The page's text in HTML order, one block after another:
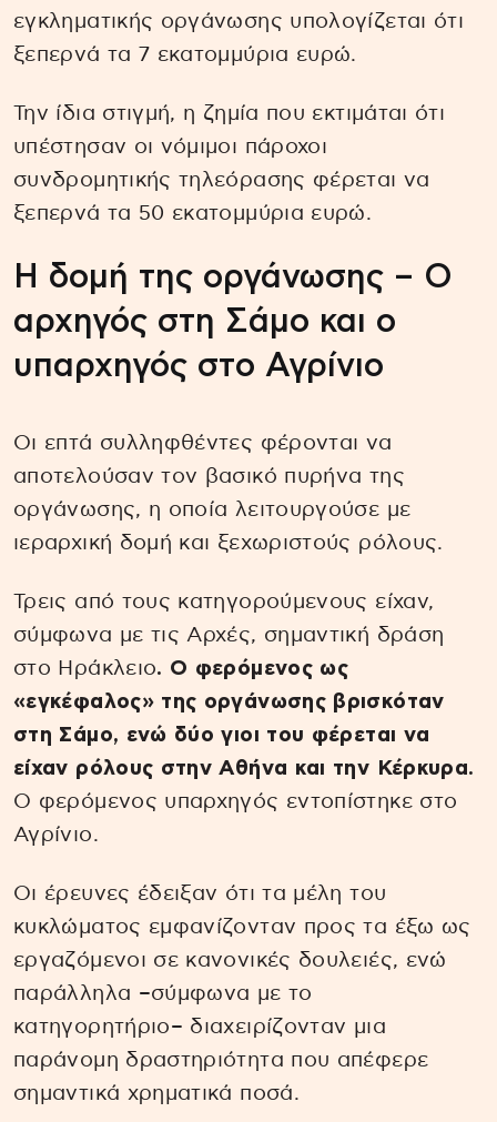
εγκληματικής οργάνωσης υπολογίζεται ότι
ξεπερνά τα 7 εκατομμύρια ευρώ.
Την ίδια στιγμή, η ζημία που εκτιμάται ότι
υπέστησαν οι νόμιμοι πάροχοι
συνδρομητικής τηλεόρασης φέρεται να
ξεπερνά τα 50 εκατομμύρια ευρώ.
Η δομή της οργάνωσης – Ο
αρχηγός στη Σάμο και ο
υπαρχηγός στο Αγρίνιο
Οι επτά συλληφθέντες φέρονται να
αποτελούσαν τον βασικό πυρήνα της
οργάνωσης, η οποία λειτουργούσε με
ιεραρχική δομή και ξεχωριστούς ρόλους.
Τρεις από τους κατηγορούμενους είχαν,
σύμφωνα με τις Αρχές, σημαντική δράση
στο Ηράκλειο. Ο φερόμενος ως
«εγκέφαλος» της οργάνωσης βρισκόταν
στη Σάμο, ενώ δύο γιοι του φέρεται να
είχαν ρόλους στην Αθήνα και την Κέρκυρα.
Ο φερόμενος υπαρχηγός εντοπίστηκε στο
Αγρίνιο.
Οι έρευνες έδειξαν ότι τα μέλη του
κυκλώματος εμφανίζονταν προς τα έξω ως
εργαζόμενοι σε κανονικές δουλειές, ενώ
παράλληλα –σύμφωνα με το
κατηγορητήριο– διαχειρίζονταν μια
παράνομη δραστηριότητα που απέφερε
σημαντικά χρηματικά ποσά.